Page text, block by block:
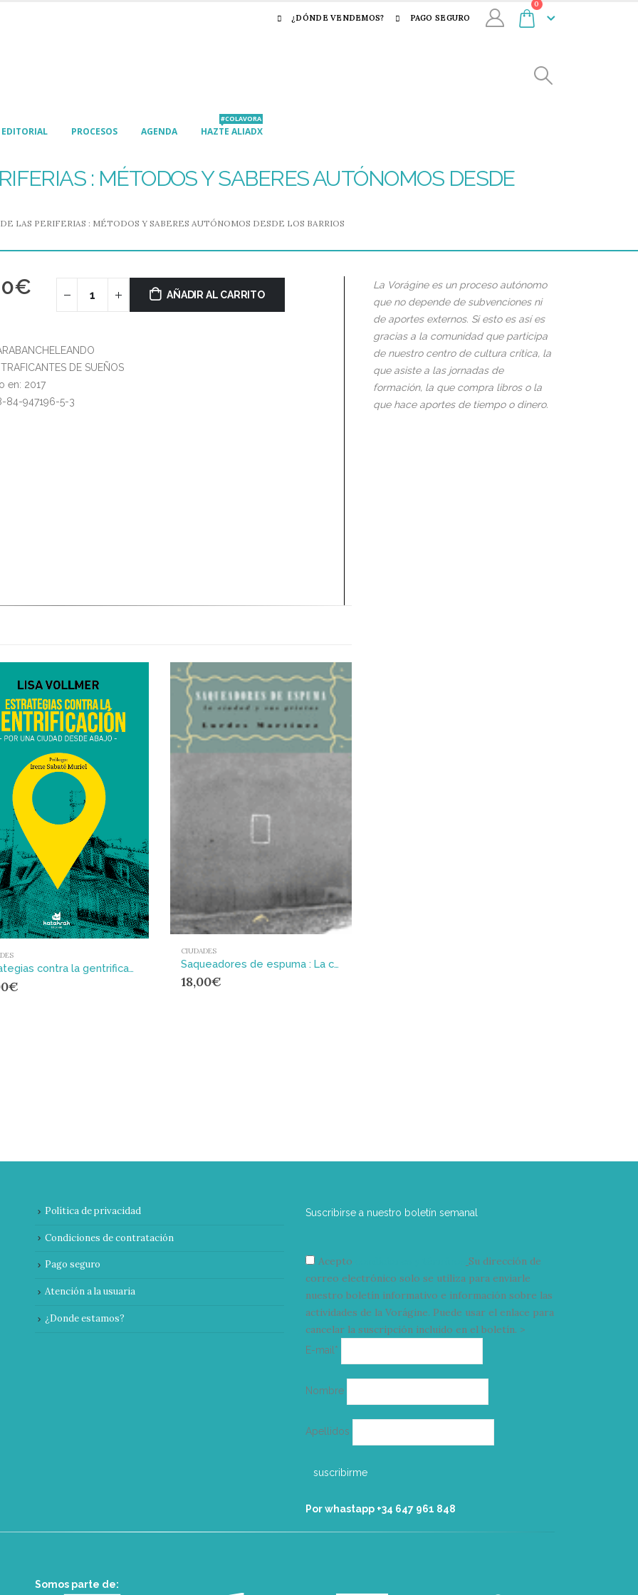
¿DÓNDE VENDEMOS? PAGO SEGURO
0
EDITORIAL PROCESOS AGENDA HAZTE ALIADX
#COLAVORA
: MÉTODOS Y SABERES AUTÓNOMOS DESDE
LAS PERIFERIAS : MÉTODOS Y SABERES AUTÓNOMOS DESDE LOS BARRIOS
€ AÑADIR AL CARRITO
DE SUEÑOS
en: 2017
84-947196-5-3
Estrategias contra la gentrificación : Por una ciudad desde abajo
€
CIUDADES
Saqueadores de espuma : La ciudad y sus grietas
18,00€
La Vorágine es un proceso autónomo
que no depende de subvenciones ni
de aportes externos. Si esto es así es
gracias a la comunidad que participa
de nuestro centro de cultura crítica, la
que asiste a las jornadas de
formación, la que compra libros o la
que hace aportes de tiempo o dinero.
Política de privacidad
Condiciones de contratación
Pago seguro
Atención a la usuaria
¿Donde estamos?
Suscribirse a nuestro boletín semanal
Acepto
Su dirección de
correo electrónico solo se utiliza para enviarle
nuestro boletín informativo e información sobre las
actividades de la Vorágine. Puede usar el enlace para
cancelar la suscripción incluido en el boletín. >
E-mail*
electrónico
Nombre
Apellidos
Por whastapp +34 ‭647 961 848‬
Somos parte de: